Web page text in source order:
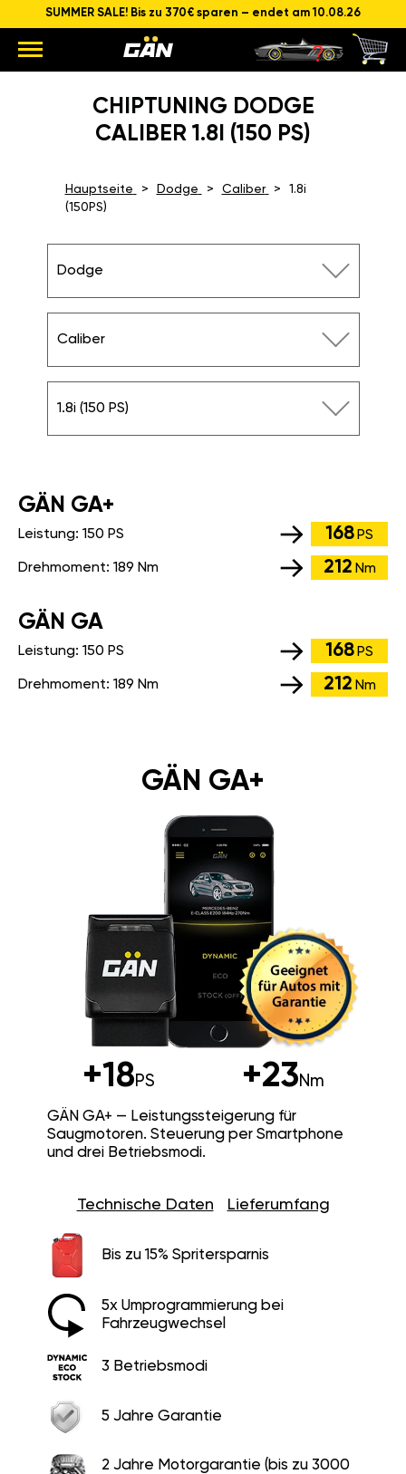
SUMMER SALE! Bis zu 370€ sparen – endet am 10.08.26
CHIPTUNING DODGE
CALIBER 1.8I (150 PS)
Hauptseite Dodge Caliber
1.8i
(150PS)
Dodge
Caliber
1.8i (150 PS)
GÄN GA+
Leistung: 150 PS 168 PS
Drehmoment: 189 Nm 212 Nm
GÄN GA
Leistung: 150 PS 168 PS
Drehmoment: 189 Nm 212 Nm
GÄN GA+
+18PS +23Nm
GÄN GA+ — Leistungssteigerung für
Saugmotoren. Steuerung per Smartphone
und drei Betriebsmodi.
Technische Daten Lieferumfang
Bis zu 15% Spritersparnis
5x Umprogrammierung bei
Fahrzeugwechsel
3 Betriebsmodi
5 Jahre Garantie
2 Jahre Motorgarantie (bis zu 3000